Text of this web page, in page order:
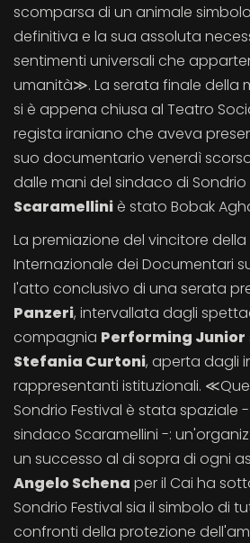
scomparsa di un animale
definitiva e la sua assoluta
sentimenti universali che
umanità≫. La serata finale della
si è appena chiusa al Teatro
regista iraniano che aveva
suo documentario venerdì
dalle mani del sindaco di Sondrio
Scaramelliniè stato Bobak
La premiazione del vincitore della
Internazionale dei Documentari
l'atto conclusivo di una serata
Panzeri, intervallata dagli
compagnia Performing Junior
Stefania Curtoni, aperta dagli
rappresentanti istituzionali.
Sondrio Festival è stata spaziale
sindaco Scaramellini -:
un successo al di sopra di ogni
Angelo Schena per il Cai ha
Sondrio Festival sia il simbolo di
confronti della protezione